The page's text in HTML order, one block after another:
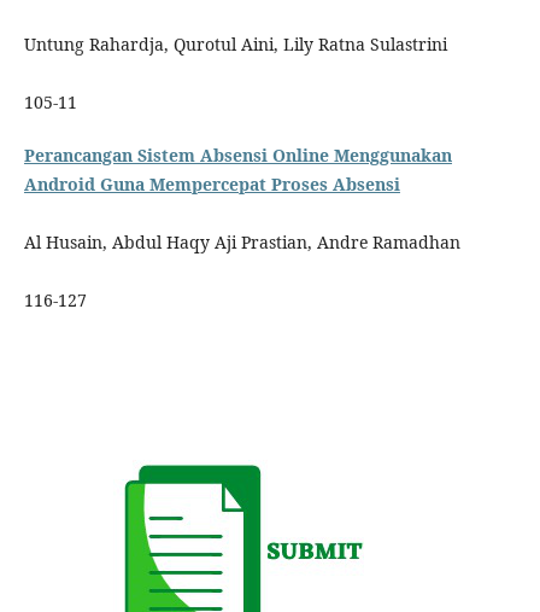
Untung Rahardja, Qurotul Aini, Lily Ratna Sulastrini
105-11
Perancangan Sistem Absensi Online Menggunakan
Android Guna Mempercepat Proses Absensi
Al Husain, Abdul Haqy Aji Prastian, Andre Ramadhan
116-127